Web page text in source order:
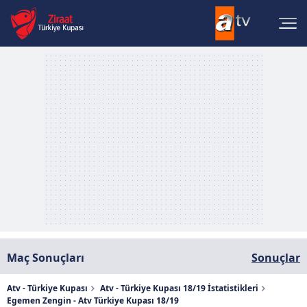
Maç Sonuçları Sonuçlar
Atv - Türkiye Kupası
Atv - Türkiye Kupası 18/19 İstatistikleri
Egemen Zengin - Atv Türkiye Kupası 18/19